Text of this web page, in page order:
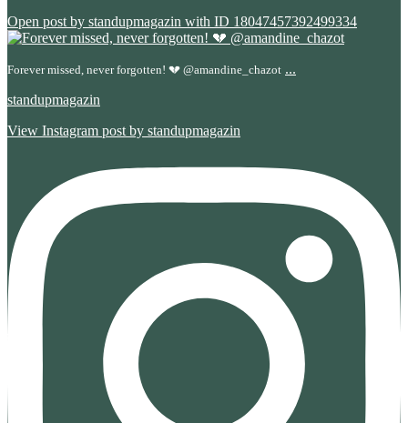
Open post by standupmagazin with ID 18047457392499334
Forever missed, never forgotten! 💔 @amandine_chazot ...
standupmagazin
View Instagram post by standupmagazin